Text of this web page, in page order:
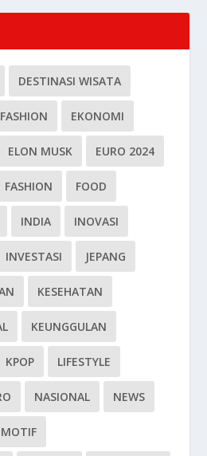
DESTINASI WISATA
EKONOMI
ELON MUSK EURO 2024
FASHION FOOD
INDIA INOVASI
INVESTASI JEPANG
KESEHATAN
KEUNGGULAN
KPOP LIFESTYLE
NASIONAL NEWS